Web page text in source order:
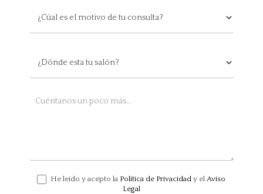
He leído y acepto la Política de Privacidad y elAviso
Legal